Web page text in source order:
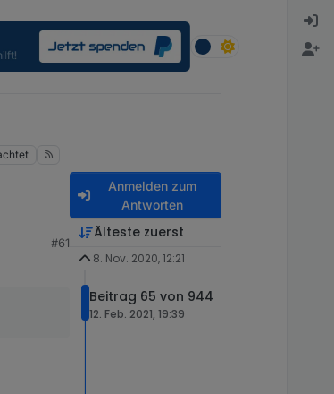
#61
Anmelden zum
Antworten
Älteste zuerst
8. Nov. 2020, 12:21
Beitrag 65 von 944
12. Feb. 2021, 19:39